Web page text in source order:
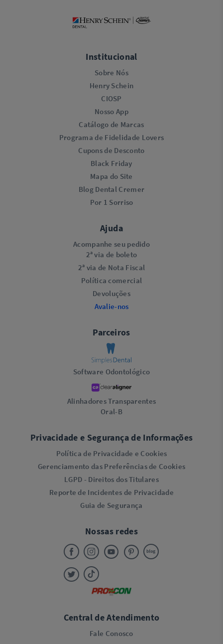
Institucional
Sobre Nós
Henry Schein
CIOSP
Nosso App
Catálogo de Marcas
Programa de Fidelidade Lovers​
Cupons de Desconto
Black Friday
Mapa do Site
Blog Dental Cremer
Por 1 Sorriso
Ajuda
Acompanhe seu pedido
2ª via de boleto
2ª via de Nota Fiscal
Política comercial
Devoluções
Avalie-nos
Parceiros
Software Odontológico
Alinhadores Transparentes
Oral-B
Privacidade e Segurança de Informações
Política de Privacidade e Cookies
Gerenciamento das Preferências de Cookies
LGPD - Direitos dos Titulares
Reporte de Incidentes de Privacidade
Guia de Segurança
Nossas redes
Central de Atendimento
Fale Conosco